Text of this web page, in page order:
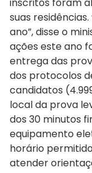
suas
ano”, disse o
ações este ano
entrega das
dos protocolos
candidatos
local da prova
dos 30 minutos
equipamento
horário
atender